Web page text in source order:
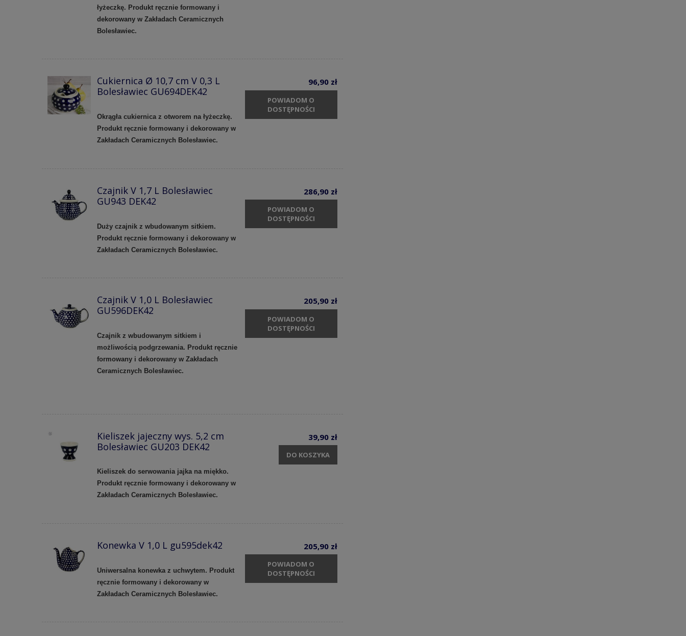
łyżeczkę. Produkt ręcznie formowany i
dekorowany w Zakładach Ceramicznych
Bolesławiec.
Cukiernica Ø 10,7 cm V 0,3 L
Bolesławiec GU694DEK42
Okrągła cukiernica z otworem na łyżeczkę.
Produkt ręcznie formowany i dekorowany w
Zakładach Ceramicznych Bolesławiec.
96,90 zł
POWIADOM O
DOSTĘPNOŚCI
Czajnik V 1,7 L Bolesławiec
GU943 DEK42
Duży czajnik z wbudowanym sitkiem.
Produkt ręcznie formowany i dekorowany w
Zakładach Ceramicznych Bolesławiec.
286,90 zł
POWIADOM O
DOSTĘPNOŚCI
Czajnik V 1,0 L Bolesławiec
GU596DEK42
Czajnik z wbudowanym sitkiem i
możliwością podgrzewania. Produkt ręcznie
formowany i dekorowany w Zakładach
Ceramicznych Bolesławiec.
205,90 zł
POWIADOM O
DOSTĘPNOŚCI
Kieliszek jajeczny wys. 5,2 cm
Bolesławiec GU203 DEK42
Kieliszek do serwowania jajka na miękko.
Produkt ręcznie formowany i dekorowany w
Zakładach Ceramicznych Bolesławiec.
39,90 zł
DO KOSZYKA
Konewka V 1,0 L gu595dek42
Uniwersalna konewka z uchwytem. Produkt
ręcznie formowany i dekorowany w
Zakładach Ceramicznych Bolesławiec.
205,90 zł
POWIADOM O
DOSTĘPNOŚCI